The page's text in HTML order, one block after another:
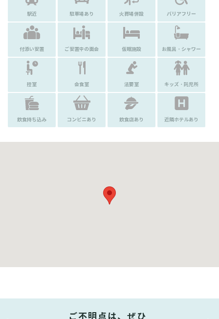
駅近 駐車場あり 火葬場併設 バリアフリー
付添い安置 ご安置中の面会 仮眠施設 お風呂・シャワー
控室 会食室 法要室 キッズ・託児所
飲食持ち込み コンビニあり 飲食店あり 近隣ホテルあり
ご不明点は、ぜひ